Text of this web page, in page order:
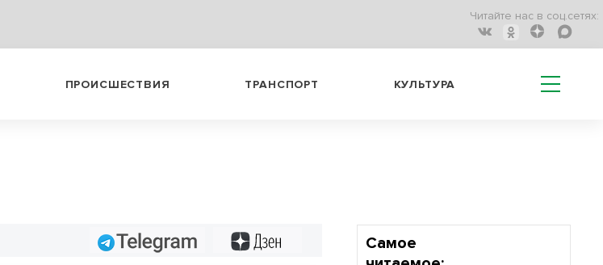
Читайте нас в соц.сетях:
ПРОИСШЕСТВИЯ ТРАНСПОРТ КУЛЬТУРА
Telegram
Самое